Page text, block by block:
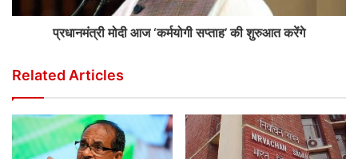
प्रधानमंत्री मोदी आज ‘कर्मयोगी सप्ताह’ की शुरुआत करेंगे
Related Articles